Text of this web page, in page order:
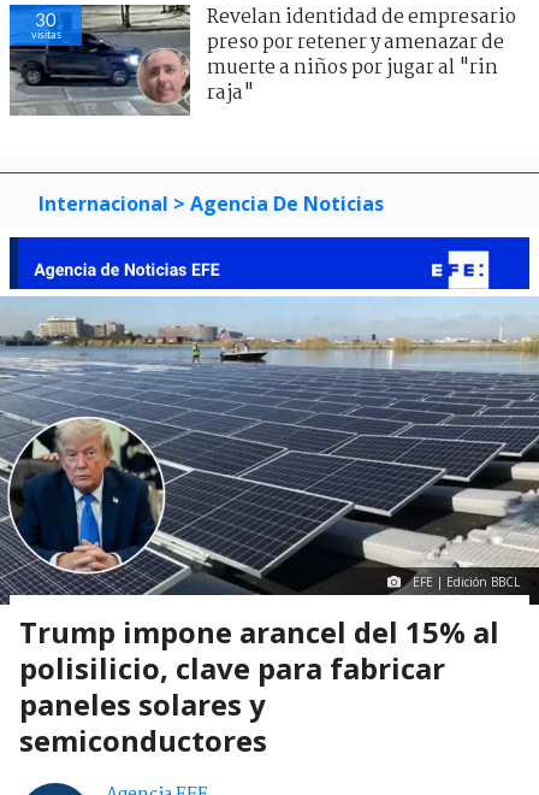
30
visitas
Revelan identidad de empresario
preso por retener y amenazar de
muerte a niños por jugar al "rin
raja"
Internacional > Agencia De Noticias
EFE | Edición BBCL
Trump impone arancel del 15% al
polisilicio, clave para fabricar
paneles solares y
semiconductores